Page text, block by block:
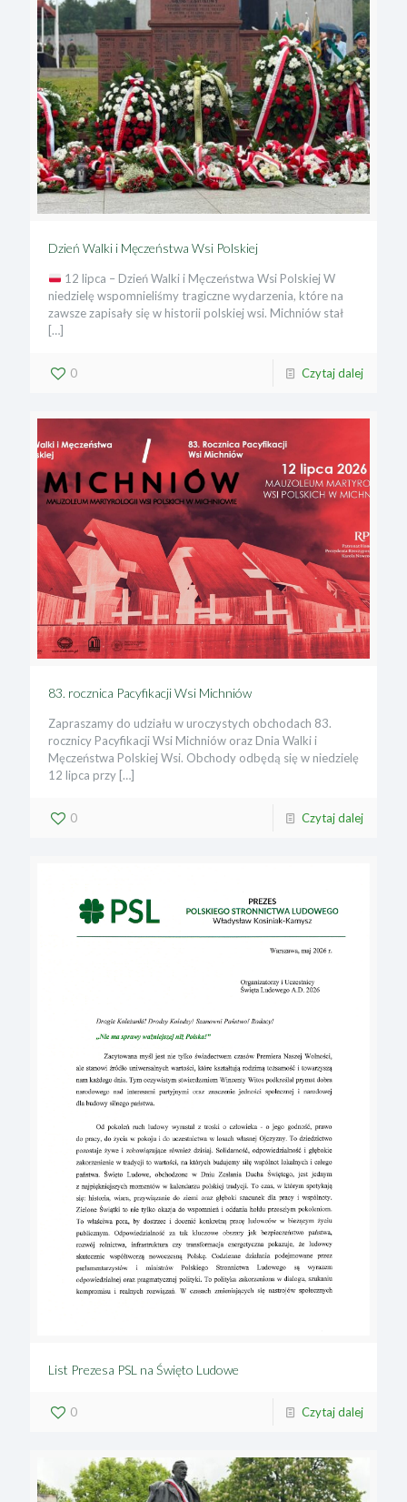
Dzień Walki i Męczeństwa Wsi Polskiej
12 lipca – Dzień Walki i Męczeństwa Wsi Polskiej W
niedzielę wspomnieliśmy tragiczne wydarzenia, które na
zawsze zapisały się w historii polskiej wsi. Michniów stał
[…]
0 Czytaj dalej
83. rocznica Pacyfikacji Wsi Michniów
Zapraszamy do udziału w uroczystych obchodach 83.
rocznicy Pacyfikacji Wsi Michniów oraz Dnia Walki i
Męczeństwa Polskiej Wsi. Obchody odbędą się w niedzielę
12 lipca przy […]
0 Czytaj dalej
List Prezesa PSL na Święto Ludowe
0 Czytaj dalej